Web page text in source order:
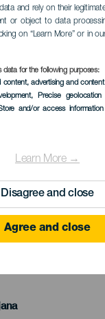
and rely on their
or object to data
on “Learn More” or in
data for the following purposes:
content, advertising and
, Precise
and/or access
Learn More →
Disagree and close
Agree and close
No